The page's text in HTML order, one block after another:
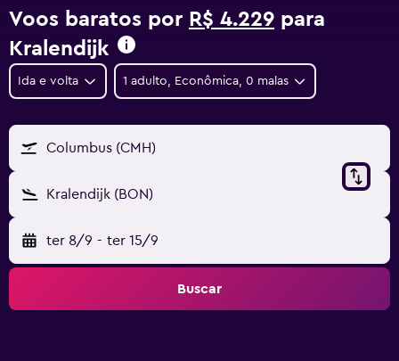
Voos baratos por R$ 4.229 para
Kralendijk
Ida e volta 1 adulto, Econômica, 0 malas
Columbus (CMH)
Kralendijk (BON)
ter 8/9 - ter 15/9
Buscar